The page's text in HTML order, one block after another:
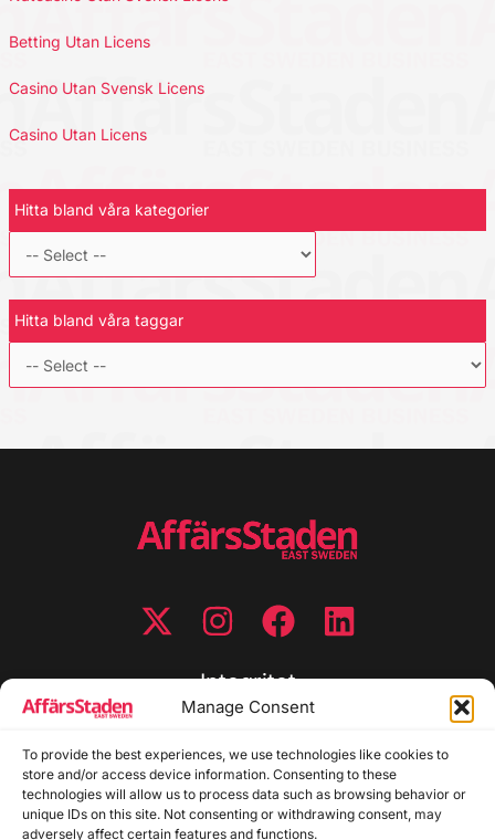
Manage Consent
To provide the best experiences, we use technologies like cookies to
store and/or access device information. Consenting to these
technologies will allow us to process data such as browsing behavior or
unique IDs on this site. Not consenting or withdrawing consent, may
adversely affect certain features and functions.
Betting Utan Licens
Casino Utan Svensk Licens
Casino Utan Licens
Hitta bland våra kategorier
Hitta bland våra taggar
Integritet
Cookiepolicy
Disclaimer
Redaktionell policy
Utgivarinformation